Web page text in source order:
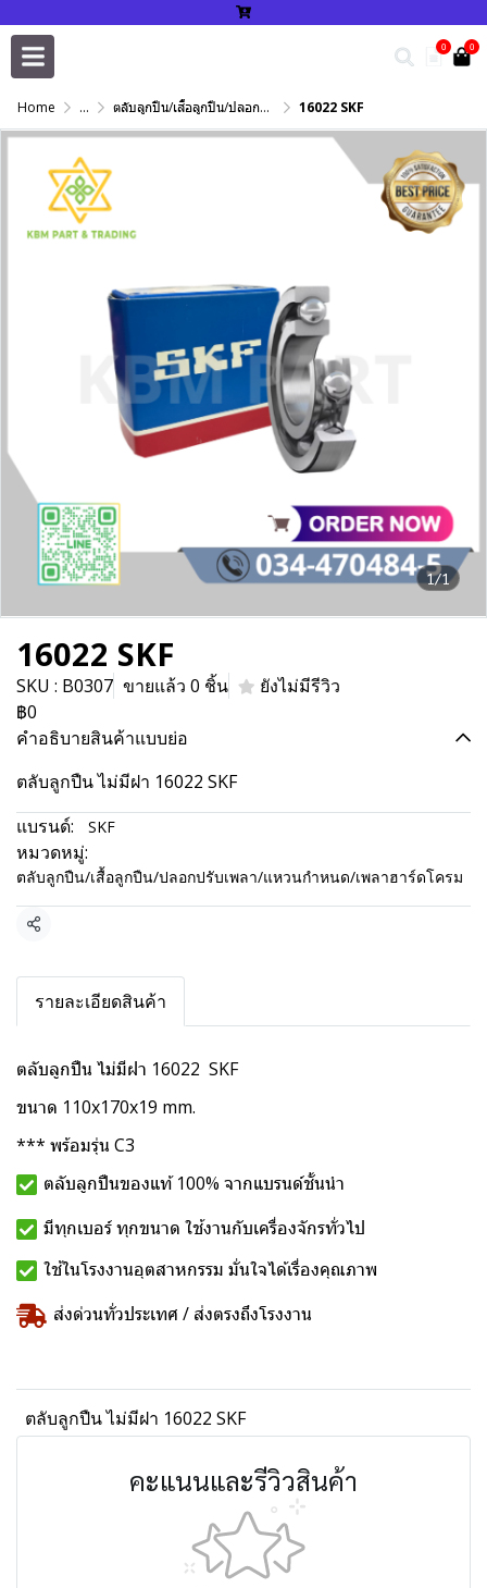
0 0
Home ... ตลับลูกปืน/เสื้อลูกปืน/ปลอกปรับเพลา/แหวนกำหนด/เพลาฮาร์ดโครม 16022 SKF
1/1
16022 SKF
SKU : B0307 ขายแล้ว 0 ชิ้น
ยังไม่มีรีวิว
฿0
คำอธิบายสินค้าแบบย่อ
ตลับลูกปืน ไม่มีฝา 16022 SKF
แบรนด์:
SKF
หมวดหมู่:
ตลับลูกปืน/เสื้อลูกปืน/ปลอกปรับเพลา/แหวนกำหนด/เพลาฮาร์ดโครม
แชร์
รายละเอียดสินค้า
ตลับลูกปืน ไม่มีฝา 16022 SKF
ขนาด 110x170x19 mm.
*** พร้อมรุ่น C3
ตลับลูกปืนของแท้ 100% จากแบรนด์ชั้นนำ
มีทุกเบอร์ ทุกขนาด ใช้งานกับเครื่องจักรทั่วไป
ใช้ในโรงงานอุตสาหกรรม มั่นใจได้เรื่องคุณภาพ
ส่งด่วนทั่วประเทศ / ส่งตรงถึงโรงงาน
ตลับลูกปืน ไม่มีฝา 16022 SKF
คะแนนและรีวิวสินค้า